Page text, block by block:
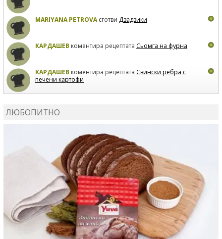
MARIYANA PETROVAсготви Дзадзики
КАРДАШЕВ коментира рецептата Сьомга на фурна
КАРДАШЕВ коментира рецептата Свински ребра с
печени картофи
ЛЮБОПИТНО